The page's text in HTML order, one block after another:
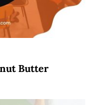
Butter